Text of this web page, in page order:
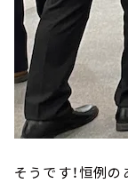
そうです！恒例